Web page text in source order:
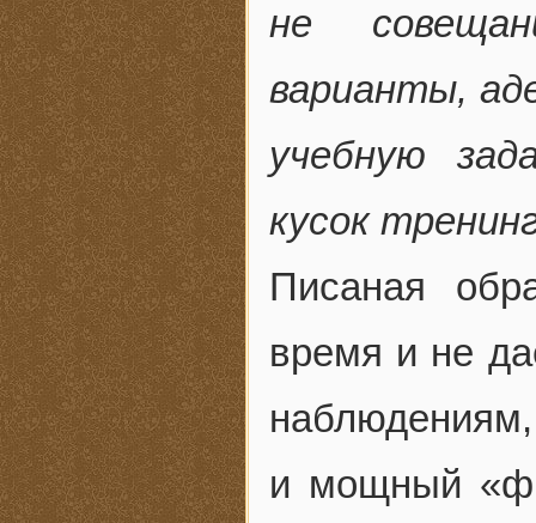
не
варианты,
учебную
кусок
Писаная
время и не
наблюдениям,
и мощный